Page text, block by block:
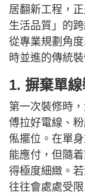
居翻新工程，
生活品質」的
從專業規劃角
時並進的傳統裝
1. 摒棄單
第一次裝修時
傅拉好電線、
俬擺位。在單
能應付，但隨
得極度細緻。
往往會處處受限